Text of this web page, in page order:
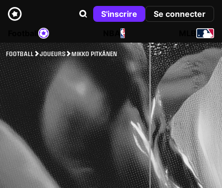
S'inscrire
Se connecter
NBA
FOOTBALL JOUEURS MIKKO PITKÄNEN